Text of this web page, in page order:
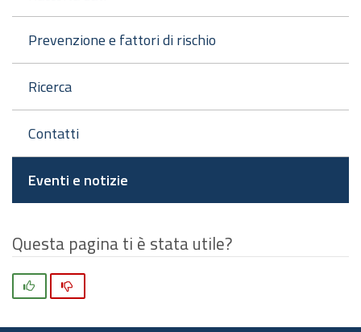
Prevenzione e fattori di rischio
Ricerca
Contatti
Eventi e notizie
Questa pagina ti è stata utile?